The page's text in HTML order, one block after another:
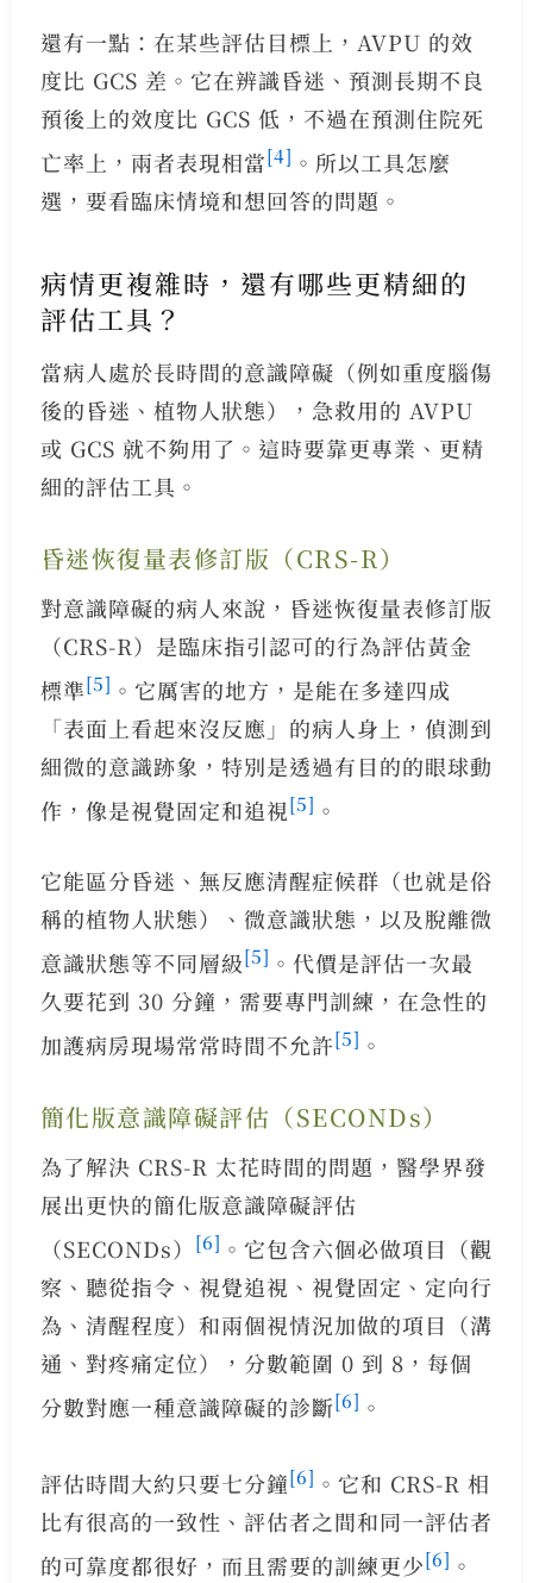
還有一點：在某些評估目標上，AVPU 的效
度比 GCS 差。它在辨識昏迷、預測長期不良
預後上的效度比 GCS 低，不過在預測住院死
亡率上，兩者表現相當[4] 。所以工具怎麼
選，要看臨床情境和想回答的問題。
病情更複雜時，還有哪些更精細的
評估工具？
當病人處於長時間的意識障礙（例如重度腦傷
後的昏迷、植物人狀態），急救用的 AVPU
或 GCS 就不夠用了。這時要靠更專業、更精
細的評估工具。
昏迷恢復量表修訂版（CRS-R）
對意識障礙的病人來說，昏迷恢復量表修訂版
（CRS-R）是臨床指引認可的行為評估黃金
標準[5] 。它厲害的地方，是能在多達四成
「表面上看起來沒反應」的病人身上，偵測到
細微的意識跡象，特別是透過有目的的眼球動
作，像是視覺固定和追視[5] 。
它能區分昏迷、無反應清醒症候群（也就是俗
稱的植物人狀態）、微意識狀態，以及脫離微
意識狀態等不同層級[5] 。代價是評估一次最
久要花到 30 分鐘，需要專門訓練，在急性的
加護病房現場常常時間不允許[5] 。
簡化版意識障礙評估（SECONDs）
為了解決 CRS-R 太花時間的問題，醫學界發
展出更快的簡化版意識障礙評估
（SECONDs） [6] 。它包含六個必做項目（觀
察、聽從指令、視覺追視、視覺固定、定向行
為、清醒程度）和兩個視情況加做的項目（溝
通、對疼痛定位），分數範圍 0 到 8，每個
分數對應一種意識障礙的診斷[6] 。
評估時間大約只要七分鐘[6] 。它和 CRS-R 相
比有很高的一致性、評估者之間和同一評估者
的可靠度都很好，而且需要的訓練更少[6] 。